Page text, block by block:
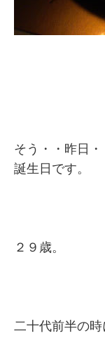
そう・・昨日
誕生日です。
２９歳。
二十代前半の